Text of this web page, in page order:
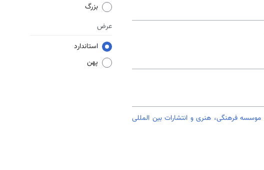
بزرگ
عرض
استاندارد
پهن
موسسه فرهنگی، هنری و انتشارات بین المللی